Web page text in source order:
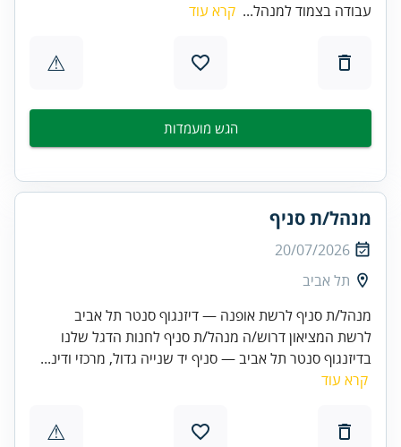
עבודה בצמוד למנהל... קרא עוד
⚠
הגש מועמדות
מנהל/ת סניף
20/07/2026
תל אביב
מנהל/ת סניף לרשת אופנה — דיזנגוף סנטר תל אביב
לרשת המציאון דרוש/ה מנהל/ת סניף לחנות הדגל שלנו
בדיזנגוף סנטר תל אביב — סניף יד שנייה גדול, מרכזי ודינ...
קרא עוד
⚠